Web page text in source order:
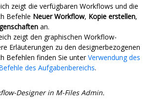
zeigt die verfügbaren Workflows und die
Befehle Neuer Workflow, Kopie erstellen,
an.
zeigt den graphischen Workflow-
Erläuterungen zu den designerbezogenen
Befehlen finden Sie unterVerwendung des
des Aufgabenbereichs.
Designer in M-Files Admin.